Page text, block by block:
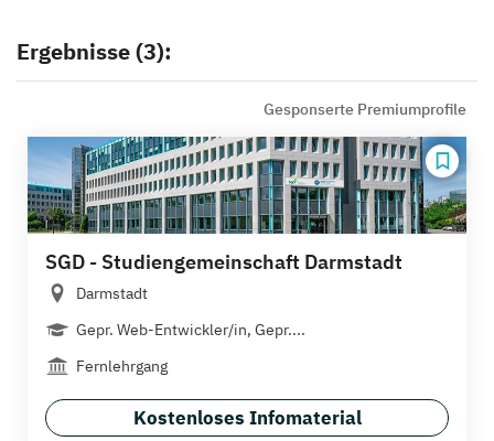
Ergebnisse (3):
Gesponserte Premiumprofile
SGD - Studiengemeinschaft Darmstadt
Darmstadt
Gepr. Web-Entwickler/in, Gepr....
Fernlehrgang
Kostenloses Infomaterial